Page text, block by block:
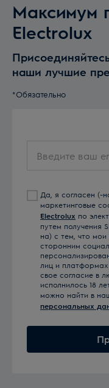
Максимум
Electrolux
наши лучшие
*Обязательно
ваш
Да, я согласен (-
маркетинговые
Electrolux по
путем получения
на) с тем, что
сторонним
лиц и
свое согласие в
исполнилось 18
можно найти в
персональных